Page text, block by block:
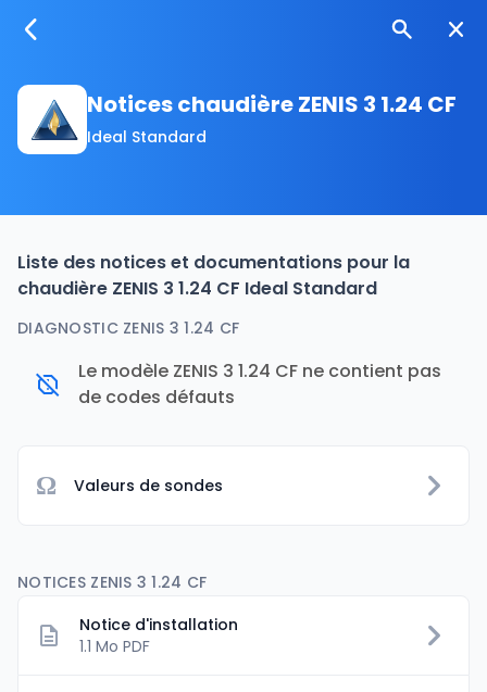
Notices chaudière ZENIS 3 1.24 CF
Ideal Standard
Liste des notices et documentations pour la
chaudière ZENIS 3 1.24 CF Ideal Standard
DIAGNOSTIC ZENIS 3 1.24 CF
Le modèle ZENIS 3 1.24 CF ne contient pas
de codes défauts
Ω Valeurs de sondes
NOTICES ZENIS 3 1.24 CF
Notice d'installation
1.1 Mo PDF